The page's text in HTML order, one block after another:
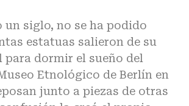
siglo, no se ha podido
estatuas salieron de su
dormir el sueño del
Etnológico de Berlín en
junto a piezas de otras